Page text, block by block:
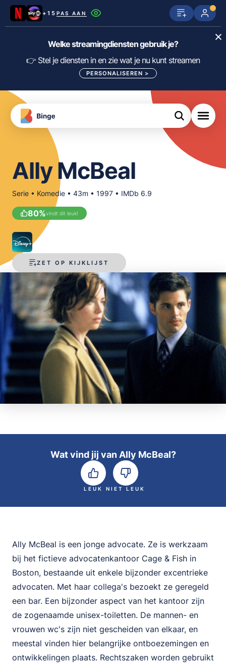
+15 PAS AAN
Netflix SkyShowtime Prime Video
Disney+ Videoland HBO Max
Viaplay Apple TV
KIJK
meJane Canal+
FILTER FILMS EN SERIES OP MIJN
DIENSTEN
Welke streamingdiensten gebruik je?
👉 Stel je diensten in en zie wat je nu kunt streamen
PERSONALISEREN >
Download
de
Binge
App
Ally McBeal
Serie • Komedie • 43m • 1997 • IMDb 6.9
80%vindt dit leuk!
ZET OP KIJKLIJST
Wat vind jij van Ally McBeal?
LEUK NIET LEUK
Ally McBeal is een jonge advocate. Ze is werkzaam
bij het fictieve advocatenkantoor Cage & Fish in
Boston, bestaande uit enkele bijzonder excentrieke
advocaten. Met haar collega's bezoekt ze geregeld
een bar. Een bijzonder aspect van het kantoor zijn
de zogenaamde unisex-toiletten. De mannen- en
vrouwen wc's zijn niet gescheiden van elkaar, en
meestal vinden hier belangrijke ontboezemingen en
ontwikkelingen plaats. Rechtszaken worden gebruikt